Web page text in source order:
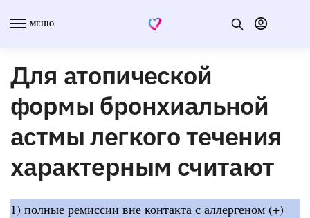
МЕНЮ
Для атопической
формы бронхиальной
астмы легкого течения
характерным считают
1) полные ремиссии вне контакта с аллергеном (+)